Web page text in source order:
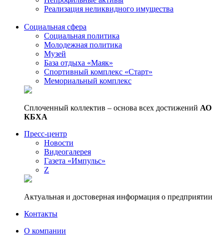
Реализация неликвидного имущества
Социальная сфера
Социальная политика
Молодежная политика
Музей
База отдыха «Маяк»
Спортивный комплекс «Старт»
Мемориальный комплекс
Сплоченный коллектив – основа всех достижений АО
КБХА
Пресс-центр
Новости
Видеогалерея
Газета «Импульс»
Z
Актуальная и достоверная информация о предприятии
Контакты
О компании